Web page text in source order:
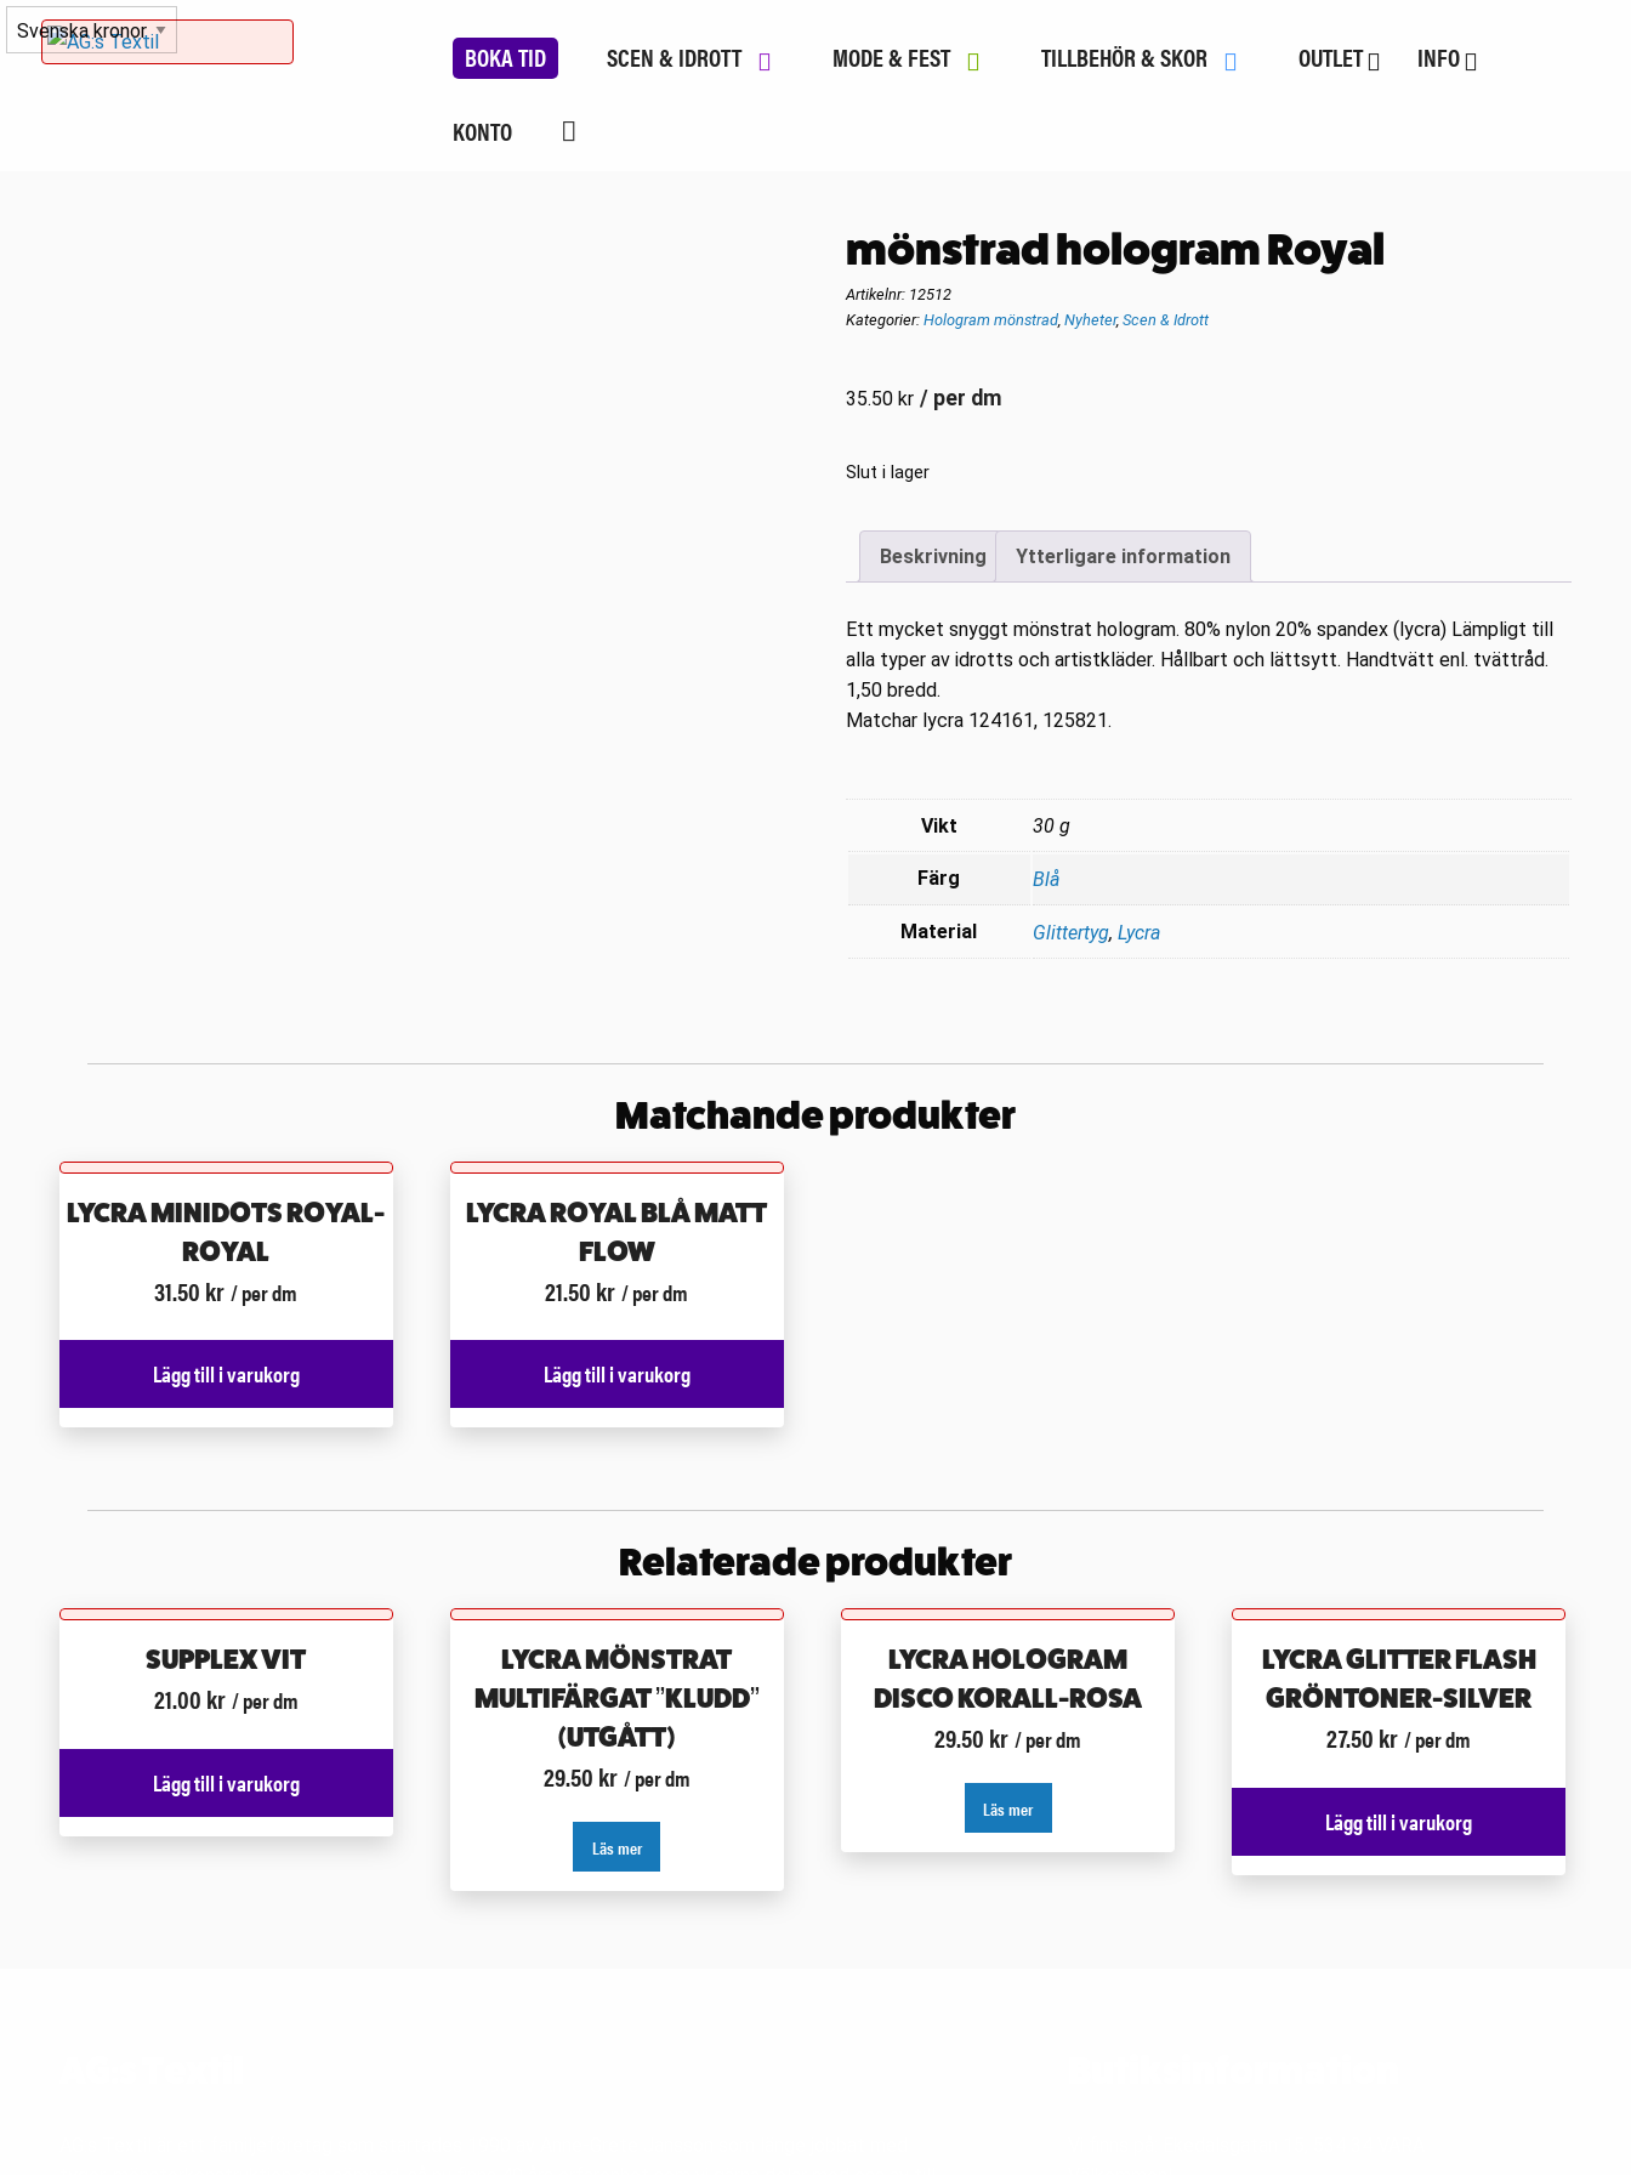
BOKA TID SCEN & IDROTT MODE & FEST TILLBEHÖR & SKOR OUTLET INFO
KONTO
mönstrad hologram Royal
Artikelnr: 12512
Kategorier: Hologram mönstrad, Nyheter, Scen & Idrott
35.50 kr / per dm
Slut i lager
Beskrivning Ytterligare information
Ett mycket snyggt mönstrat hologram. 80% nylon 20% spandex (lycra) Lämpligt till
alla typer av idrotts och artistkläder. Hållbart och lättsytt. Handtvätt enl. tvättråd.
1,50 bredd.
Matchar lycra 124161, 125821.
Vikt 30 g
Färg Blå
Material Glittertyg, Lycra
Matchande produkter
LYCRA MINIDOTS ROYAL-
ROYAL
31.50 kr / per dm
Lägg till i varukorg
LYCRA ROYAL BLÅ MATT
FLOW
21.50 kr / per dm
Lägg till i varukorg
Relaterade produkter
SUPPLEX VIT
21.00 kr / per dm
Lägg till i varukorg
LYCRA MÖNSTRAT
MULTIFÄRGAT ”KLUDD”
(UTGÅTT)
29.50 kr / per dm
Läs mer
LYCRA HOLOGRAM
DISCO KORALL-ROSA
29.50 kr / per dm
Läs mer
LYCRA GLITTER FLASH
GRÖNTONER-SILVER
27.50 kr / per dm
Lägg till i varukorg